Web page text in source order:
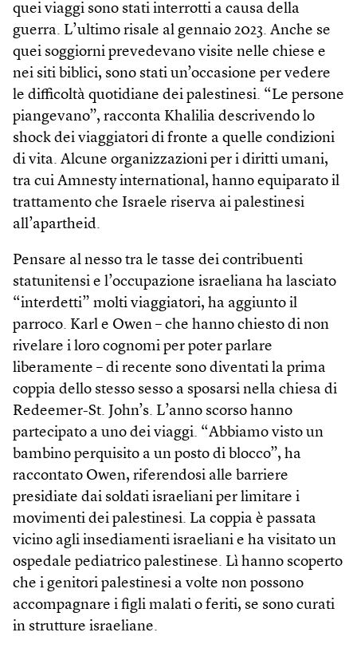
quei viaggi sono stati interrotti a causa della
guerra. L’ultimo risale al gennaio 2023. Anche se
quei soggiorni prevedevano visite nelle chiese e
nei siti biblici, sono stati un’occasione per vedere
le difficoltà quotidiane dei palestinesi. “Le persone
piangevano”, racconta Khalilia descrivendo lo
shock dei viaggiatori di fronte a quelle condizioni
di vita. Alcune organizzazioni per i diritti umani,
tra cui Amnesty international, hanno equiparato il
trattamento che Israele riserva ai palestinesi
all’apartheid.
Pensare al nesso tra le tasse dei contribuenti
statunitensi e l’occupazione israeliana ha lasciato
“interdetti” molti viaggiatori, ha aggiunto il
parroco. Karl e Owen – che hanno chiesto di non
rivelare i loro cognomi per poter parlare
liberamente – di recente sono diventati la prima
coppia dello stesso sesso a sposarsi nella chiesa di
Redeem­er-St. John’s. L’anno scorso hanno
partecipato a uno dei viaggi. “Abbiamo visto un
bambino perquisito a un posto di blocco”, ha
raccontato Owen, riferendosi alle barriere
presidiate dai soldati israeliani per limitare i
movimenti dei palestinesi. La coppia è passata
vicino agli insediamenti israeliani e ha visitato un
ospedale pediatrico palestinese. Lì hanno scoperto
che i genitori palestinesi a volte non possono
accompagnare i figli malati o feriti, se sono curati
in strutture israeliane.